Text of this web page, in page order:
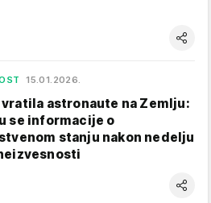
15.01.2026.
vratila astronaute na Zemlju:
se informacije o
stanju nakon nedelju